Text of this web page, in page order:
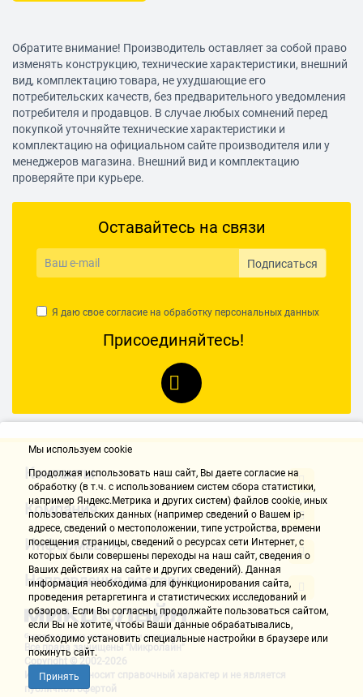
Обратите внимание! Производитель оставляет за собой право
изменять конструкцию, технические характеристики, внешний
вид, комплектацию товара, не ухудшающие его
потребительских качеств, без предварительного уведомления
потребителя и продавцов. В случае любых сомнений перед
покупкой уточняйте технические характеристики и
комплектацию на официальном сайте производителя или у
менеджеров магазина. Внешний вид и комплектацию
проверяйте при курьере.
Оставайтесь на связи
Подписаться
Я даю свое согласие на обработку персональных данных
Присоединяйтесь!
Контакты
Компания
Информация
Направления доставки
Все права защищены "Микролайн"
Copyright © 2002-2026
Информация носит справочный характер и не является
публичной офертой
Мы используем cookie
Продолжая использовать наш cайт, Вы даете согласие на
обработку (в т.ч. с использованием систем сбора статистики,
например Яндекс.Метрика и других систем) файлов cookie, иных
пользовательских данных (например сведений о Вашем ip-
адресе, сведений о местоположении, типе устройства, времени
посещения страницы, сведений о ресурсах сети Интернет, с
которых были совершены переходы на наш сайт, сведения о
Ваших действиях на сайте и других сведений). Данная
информация необходима для функционирования сайта,
проведения ретаргетинга и статистических исследований и
обзоров. Если Вы согласны, продолжайте пользоваться сайтом,
если Вы не хотите, чтобы Ваши данные обрабатывались,
необходимо установить специальные настройки в браузере или
покинуть сайт.
Принять